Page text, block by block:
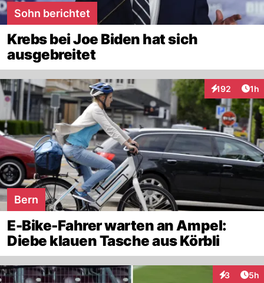
Sohn berichtet
Krebs bei Joe Biden hat sich
ausgebreitet
192
Interaktionen
1h
Bern
E-Bike-Fahrer warten an Ampel:
Diebe klauen Tasche aus Körbli
3 5h